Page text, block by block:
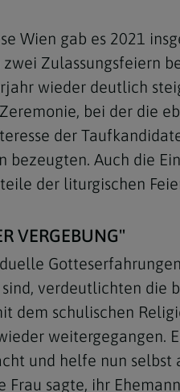
Wien gab es 2021
Zulassungsfeiern
wieder deutlich
bei der die
der
bezeugten. Auch die
der liturgischen
VERGEBUNG"
verdeutlichten die
dem schulischen
weitergegangen.
und helfe nun selbst
Frau sagte, ihr